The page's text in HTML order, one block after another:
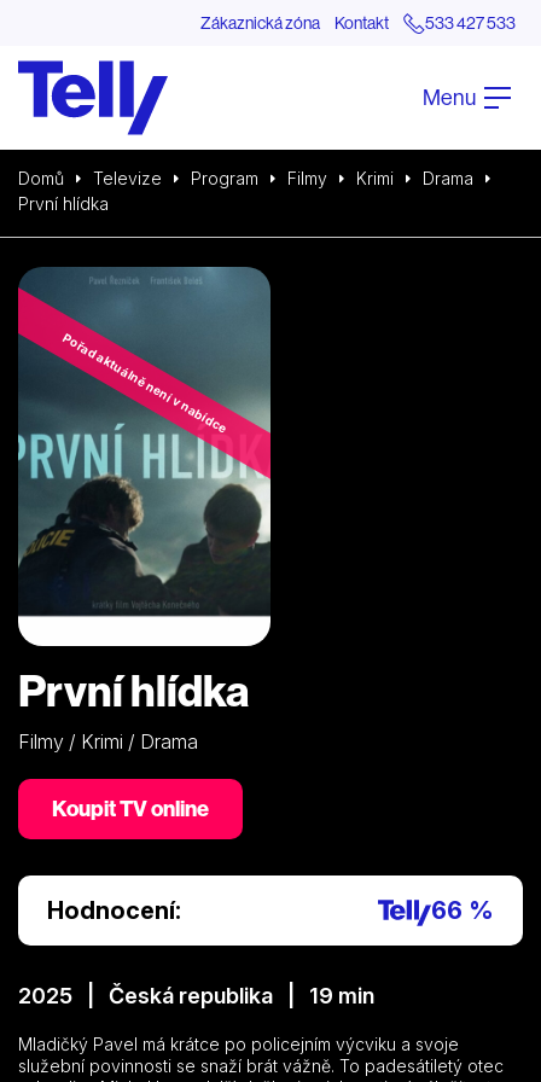
Zákaznická zóna Kontakt 533 427 533
Menu
Domů Televize Program Filmy Krimi
Drama
První hlídka
Pořad aktuálně není v nabídce
První hlídka
Filmy / Krimi / Drama
Koupit TV online
Hodnocení: 66 %
2025 | Česká republika | 19 min
Mladičký Pavel má krátce po policejním výcviku a svoje
služební povinnosti se snaží brát vážně. To padesátiletý otec